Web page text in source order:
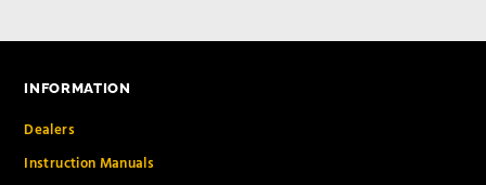
INFORMATION
Dealers
Instruction Manuals